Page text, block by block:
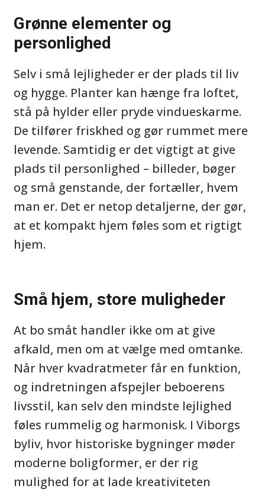
Grønne elementer og
personlighed
Selv i små lejligheder er der plads til liv
og hygge. Planter kan hænge fra loftet,
stå på hylder eller pryde vindueskarme.
De tilfører friskhed og gør rummet mere
levende. Samtidig er det vigtigt at give
plads til personlighed – billeder, bøger
og små genstande, der fortæller, hvem
man er. Det er netop detaljerne, der gør,
at et kompakt hjem føles som et rigtigt
hjem.
Små hjem, store muligheder
At bo småt handler ikke om at give
afkald, men om at vælge med omtanke.
Når hver kvadratmeter får en funktion,
og indretningen afspejler beboerens
livsstil, kan selv den mindste lejlighed
føles rummelig og harmonisk. I Viborgs
byliv, hvor historiske bygninger møder
moderne boligformer, er der rig
mulighed for at lade kreativiteten